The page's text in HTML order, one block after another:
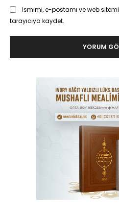
Ismimi, e-postamı ve web
tarayıcıya kaydet.